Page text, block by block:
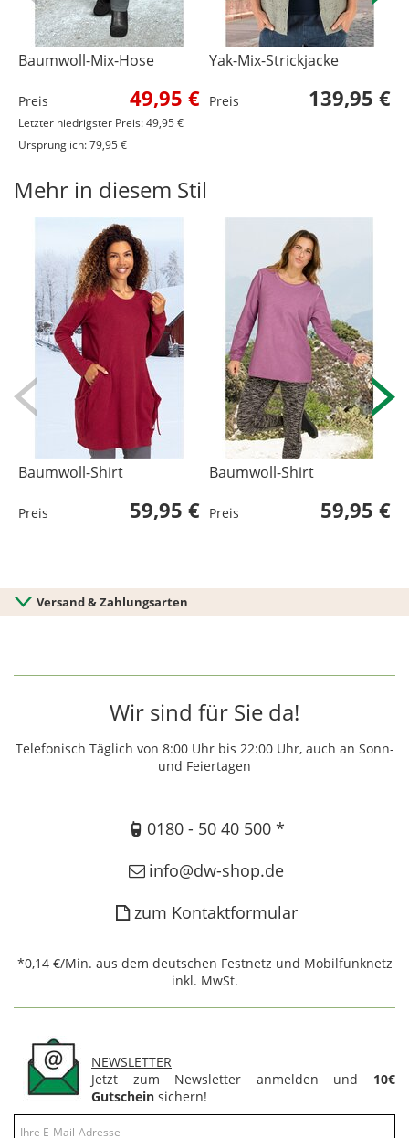
Baumwoll-Mix-Hose
Preis 49,95 €
Letzter niedrigster Preis: 49,95 €
Ursprünglich: 79,95 €
Yak-Mix-Strickjacke
Preis 139,95 €
Mehr in diesem Stil
Baumwoll-Shirt
Preis 59,95 €
Baumwoll-Shirt
Preis 59,95 €
Versand & Zahlungsarten
Wir sind für Sie da!
Telefonisch Täglich von 8:00 Uhr bis 22:00 Uhr, auch an Sonn-
und Feiertagen
0180 - 50 40 500 *
info@dw-shop.de
zum Kontaktformular
*0,14 €/Min. aus dem deutschen Festnetz und Mobilfunknetz
inkl. MwSt.
NEWSLETTER
Jetzt zum Newsletter anmelden und 10€
Gutschein sichern!